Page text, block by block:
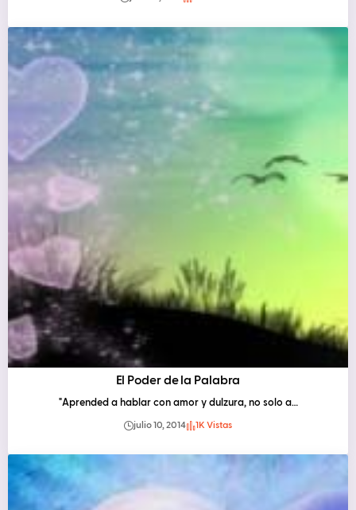
El Poder de la Palabra
"Aprended a hablar con amor y dulzura, no solo a…
julio 10, 2014 1K Vistas